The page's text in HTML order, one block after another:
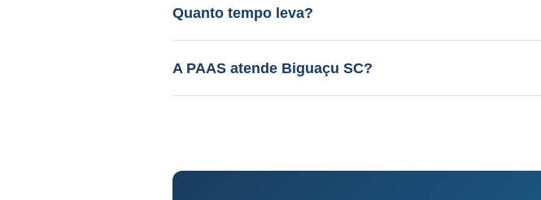
Quanto tempo leva?
Perfuração: 3-15 dias. Processo completo: 60-120 dias.
A PAAS atende Biguaçu SC?
Sim! Desde 1985, com geólogo e equipe própria.